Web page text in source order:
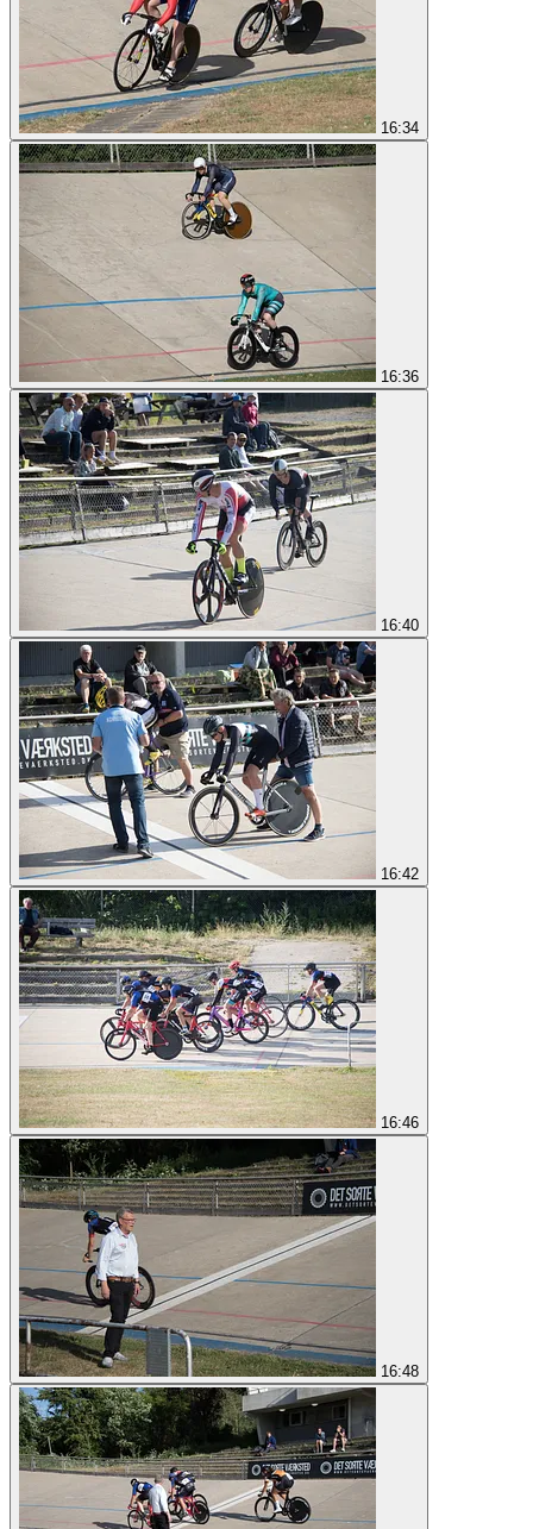
16:34
16:36
16:40
16:42
16:46
16:48